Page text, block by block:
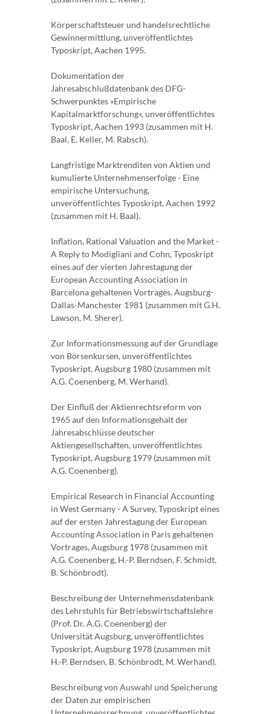
Körperschaftsteuer und handelsrechtliche
Gewinnermittlung, unveröffentlichtes
Typoskript, Aachen 1995.
Dokumentation der
Jahresabschlußdatenbank des DFG-
Schwerpunktes »Empirische
Kapitalmarktforschung«, unveröffentlichtes
Typoskript, Aachen 1993 (zusammen mit H.
Baal, E. Keller, M. Rabsch).
Langfristige Marktrenditen von Aktien und
kumulierte Unternehmenserfolge - Eine
empirische Untersuchung,
unveröffentlichtes Typoskript, Aachen 1992
(zusammen mit H. Baal).
Inflation, Rational Valuation and the Market -
A Reply to Modigliani and Cohn, Typoskript
eines auf der vierten Jahrestagung der
European Accounting Association in
Barcelona gehaltenen Vortrages, Augsburg-
Dallas-Manchester 1981 (zusammen mit G.H.
Lawson, M. Sherer).
Zur Informationsmessung auf der Grundlage
von Börsenkursen, unveröffentlichtes
Typoskript, Augsburg 1980 (zusammen mit
A.G. Coenenberg, M. Werhand).
Der Einfluß der Aktienrechtsreform von
1965 auf den Informationsgehalt der
Jahresabschlüsse deutscher
Aktiengesellschaften, unveröffentlichtes
Typoskript, Augsburg 1979 (zusammen mit
A.G. Coenenberg).
Empirical Research in Financial Accounting
in West Germany - A Survey, Typoskript eines
auf der ersten Jahrestagung der European
Accounting Association in Paris gehaltenen
Vortrages, Augsburg 1978 (zusammen mit
A.G. Coenenberg, H.-P. Berndsen, F. Schmidt,
B. Schönbrodt).
Beschreibung der Unternehmensdatenbank
des Lehrstuhls für Betriebswirtschaftslehre
(Prof. Dr. A.G. Coenenberg) der
Universität Augsburg, unveröffentlichtes
Typoskript, Augsburg 1978 (zusammen mit
H.-P. Berndsen, B. Schönbrodt, M. Werhand).
Beschreibung von Auswahl und Speicherung
der Daten zur empirischen